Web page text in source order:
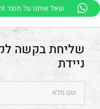
שאל אותנו על מוצר
ניידת